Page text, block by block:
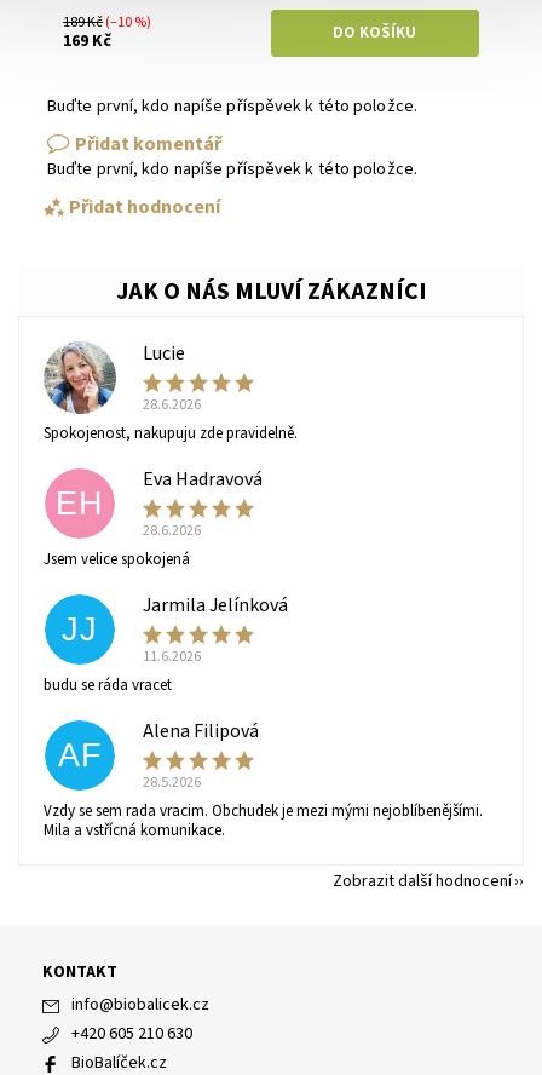
189 Kč(–10 %)
169 Kč
Buďte první, kdo napíše příspěvek k této položce.
Přidat komentář
Buďte první, kdo napíše příspěvek k této položce.
Přidat hodnocení
Vaše osobní údaje budou zpracovány dle
ochrany osobních údajů
L
Lucie
28.6.2026
Spokojenost, nakupuju zde pravidelně.
EH
Eva Hadravová
28.6.2026
Jsem velice spokojená
JJ
Jarmila Jelínková
11.6.2026
budu se ráda vracet
AF
Alena Filipová
28.5.2026
Vzdy se sem rada vracim. Obchudek je mezi mými nejoblíbenějšími.
Mila a vstřícná komunikace.
Zobrazit další hodnocení
KONTAKT
info@biobalicek.cz
+420 605 210 630
BioBalíček.cz